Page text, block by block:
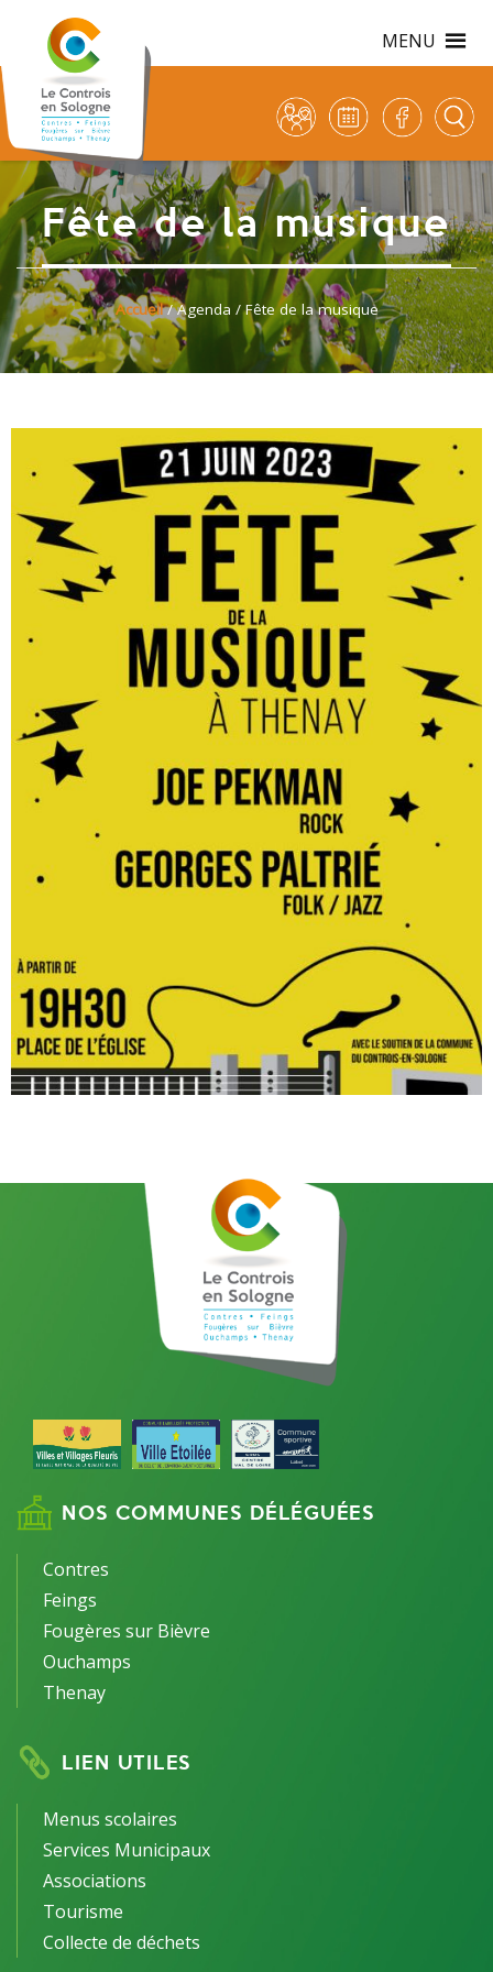
MENU
Fête de la musique
Accueil/Agenda / Fête de la musique
NOS COMMUNES DÉLÉGUÉES
Contres
Feings
Fougères sur Bièvre
Ouchamps
Thenay
LIEN UTILES
Menus scolaires
Services Municipaux
Associations
Tourisme
Collecte de déchets